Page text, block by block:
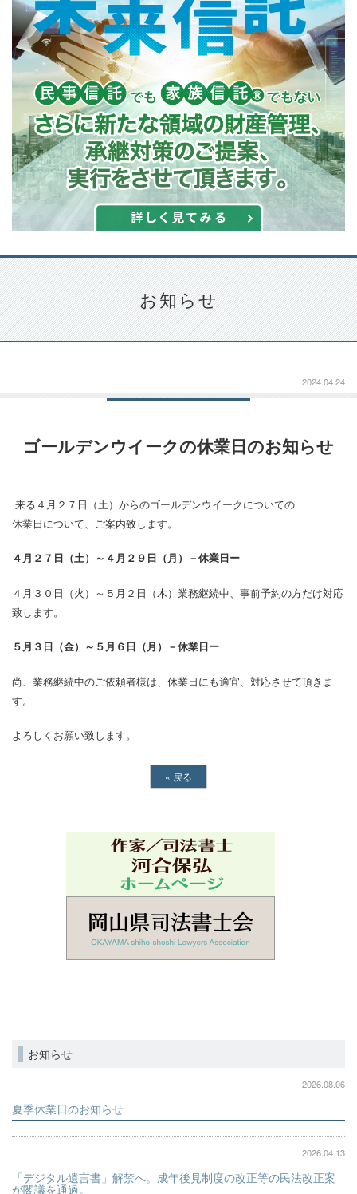
お知らせ
2024.04.24
ゴールデンウイークの休業日のお知らせ
来る４月２７日（土）からのゴールデンウイークについての
休業日について、ご案内致します。
４月２７日（土）～４月２９日（月）－休業日ー
４月３０日（火）～５月２日（木）業務継続中、事前予約の方だけ対応
致します。
５月３日（金）～５月６日（月）－休業日ー
尚、業務継続中のご依頼者様は、休業日にも適宜、対応させて頂きま
す。
よろしくお願い致します。
« 戻る
お知らせ
2026.08.06
夏季休業日のお知らせ
2026.04.13
「デジタル遺言書」解禁へ。成年後見制度の改正等の民法改正案
が閣議を通過。